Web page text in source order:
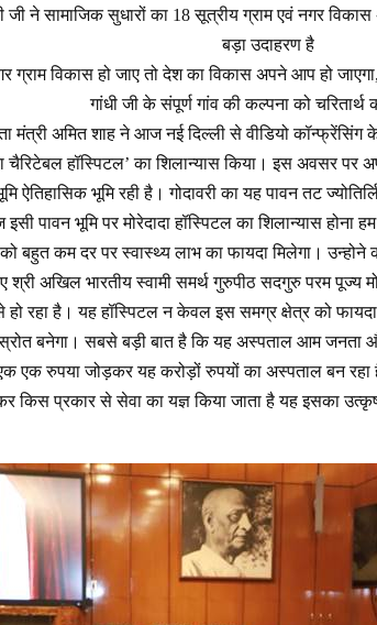
जी ने सामाजिक सुधारों का 18 सूत्रीय ग्राम एवं नगर
बड़ा उदाहरण है
ग्राम विकास हो जाए तो देश का विकास अपने आप हो
गांधी जी के संपूर्ण गांव की कल्पना को चरितार्थ
मंत्री अमित शाह ने आज नई दिल्ली से वीडियो कॉन्फ्रेंसिंग
चैरिटेबल हॉस्पिटल’ का शिलान्यास किया। इस अवसर पर
ऐतिहासिक भूमि रही है। गोदावरी का यह पावन तट
इसी पावन भूमि पर मोरेदादा हॉस्पिटल का शिलान्यास
बहुत कम दर पर स्वास्थ्य लाभ का फायदा मिलेगा।
अखिल भारतीय स्वामी समर्थ गुरुपीठ सदगुरु परम पूज्य
हो रहा है। यह हॉस्पिटल न केवल इस समग्र क्षेत्र को
बनेगा। सबसे बड़ी बात है कि यह अस्पताल आम जनता
एक रुपया जोड़कर यह करोड़ों रुपयों का अस्पताल बन
किस प्रकार से सेवा का यज्ञ किया जाता है यह इसका